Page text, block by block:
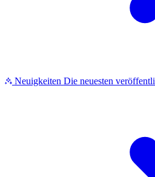
Neuigkeiten Die neuesten